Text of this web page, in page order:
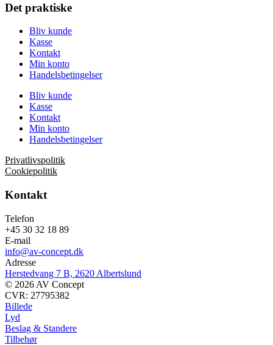
Det praktiske
Bliv kunde
Kasse
Kontakt
Min konto
Handelsbetingelser
Bliv kunde
Kasse
Kontakt
Min konto
Handelsbetingelser
Privatlivspolitik
Cookiepolitik
Kontakt
Telefon
+45 30 32 18 89
E-mail
info@av-concept.dk
Adresse
Herstedvang 7 B, 2620 Albertslund
© 2026 AV Concept
CVR: 27795382
Billede
Lyd
Beslag & Standere
Tilbehør